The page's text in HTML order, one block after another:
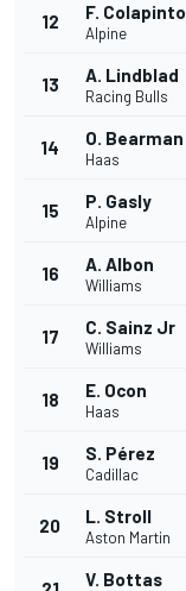
12 F. Colapinto
Alpine
13 A. Lindblad
Racing Bulls
14 O. Bearman
Haas
15 P. Gasly
Alpine
16 A. Albon
Williams
17 C. Sainz Jr
Williams
18 E. Ocon
Haas
19 S. Pérez
Cadillac
20 L. Stroll
Aston Martin
V. Bottas